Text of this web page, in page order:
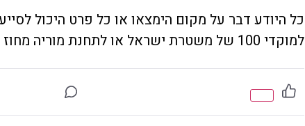
כל היודע דבר על מקום הימצאו או כל פרט היכול
למוקדי 100 של משטרת ישראל או לתחנת מוריה מחוז ירושלים בטלפון .